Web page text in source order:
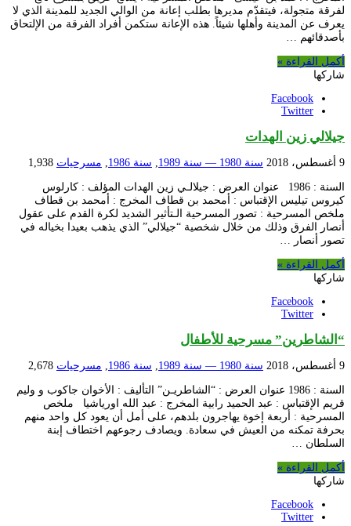
لفرقة متجولة، فيتقدّم مديرها بطلب إعانة من الوالي الجديد للمدينة الذي لا
يعرف عن المدينة وأهلها شيئاً. هذه الإعانة ستكمن أفراد الفرقة من الإلتحاق
بأصدقائهم …
أكمل القراءة »
شاركها
Facebook
Twitter
جيلالي زين الهدات
9 أغسطس، 2018 سنة 1980 — سنة 1989 , سنة 1986 , مسرحيات 1,938
السنة : 1986 عنوان العرض : جيلالـي زين الهدات المؤلف : كارلوس
كيروس تيليس الإقتباس : أمحمد بن قطاف المخرج : أمحمد بن قطاف
ملخص المسرحية : تصور المسرحية الـتأثير الشديد لكرة القدم على عقول
أنصار الفرق وذلك من خلال شخصية “جيلالي” الذي يذهب بعيدا بخياله في
تصور أنصار …
أكمل القراءة »
شاركها
Facebook
Twitter
“الشاطرين” مسرحية للأطفال
9 أغسطس، 2018 سنة 1980 — سنة 1989 , سنة 1986 , مسرحيات 2,678
السنة : 1986 عنوان العرض : “الشاطريـن” التأليف : الأخوان جاكوب و وليم
قريم الإقتباس : عبد الحميد رابية المخرج : عبد الله اورياشيا ملخص
المسرحية : أربعة إخوة يهاجرون بلدهم، على أمل أن يعود كل واحد منهم
بحرفة تمكنه من العيش في سعادة. ويصادف رجوعهم اختطاف إبنة
السلطان …
أكمل القراءة »
شاركها
Facebook
Twitter